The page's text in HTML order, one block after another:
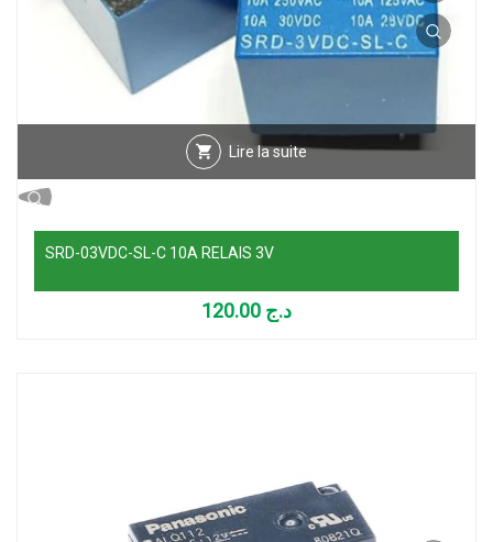
Lire la suite
SRD-03VDC-SL-C 10A RELAIS 3V
د.ج